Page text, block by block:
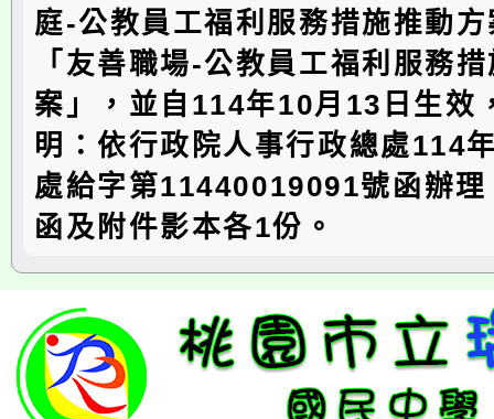
庭-公教員工福利服務措施推動
「友善職場-公教員工福利服務
案」，並自114年10月13日生效
明：依行政院人事行政總處114
處給字第11440019091號函辦
函及附件影本各1份。